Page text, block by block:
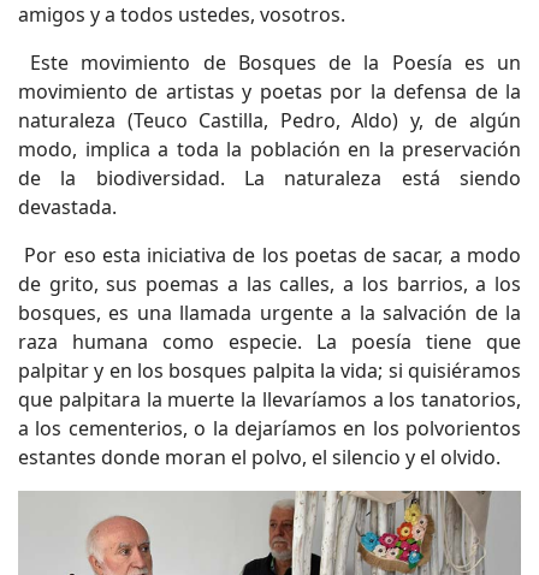
amigos y a todos ustedes, vosotros.
Este movimiento de Bosques de la Poesía es un
movimiento de artistas y poetas por la defensa de la
naturaleza (Teuco Castilla, Pedro, Aldo) y, de algún
modo, implica a toda la población en la preservación
de la biodiversidad. La naturaleza está siendo
devastada.
Por eso esta iniciativa de los poetas de sacar, a modo
de grito, sus poemas a las calles, a los barrios, a los
bosques, es una llamada urgente a la salvación de la
raza humana como especie. La poesía tiene que
palpitar y en los bosques palpita la vida; si quisiéramos
que palpitara la muerte la llevaríamos a los tanatorios,
a los cementerios, o la dejaríamos en los polvorientos
estantes donde moran el polvo, el silencio y el olvido.